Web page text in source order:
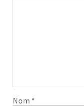
Nom *